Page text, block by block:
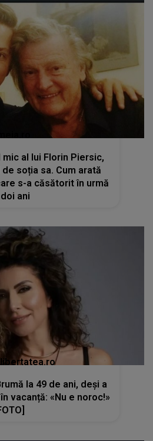
al lui Florin Piersic,
soția sa. Cum arată
s-a căsătorit în urmă
ani
la 49 de ani, deși a
vacanță: «Nu e noroc!»